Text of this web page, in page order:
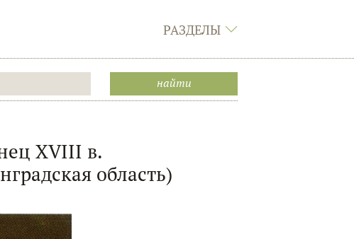
РАЗДЕЛЫ
XVIII в.
область)